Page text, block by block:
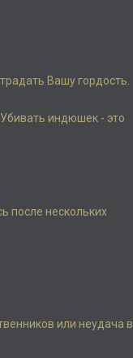
Вашу гордость.
индюшек - это
после нескольких
или неудача в